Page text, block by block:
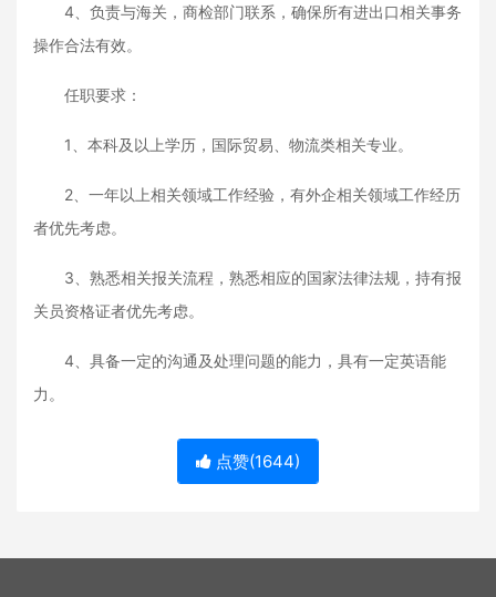
4、负责与海关，商检部门联系，确保所有进出口相关事务
操作合法有效。
任职要求：
1、本科及以上学历，国际贸易、物流类相关专业。
2、一年以上相关领域工作经验，有外企相关领域工作经历
者优先考虑。
3、熟悉相关报关流程，熟悉相应的国家法律法规，持有报
关员资格证者优先考虑。
4、具备一定的沟通及处理问题的能力，具有一定英语能
力。
点赞(1644)